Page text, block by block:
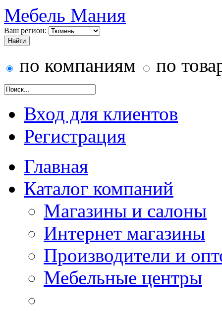
Мебель Мания
Ваш регион:
по компаниям по
Вход для клиентов
Регистрация
Главная
Каталог компаний
Магазины и салоны
Интернет магазины
Производители и
Мебельные центры